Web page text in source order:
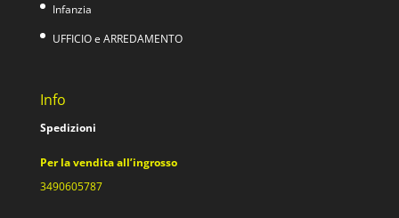
Infanzia
UFFICIO e ARREDAMENTO
Info
Spedizioni
Per la vendita all’ingrosso
3490605787